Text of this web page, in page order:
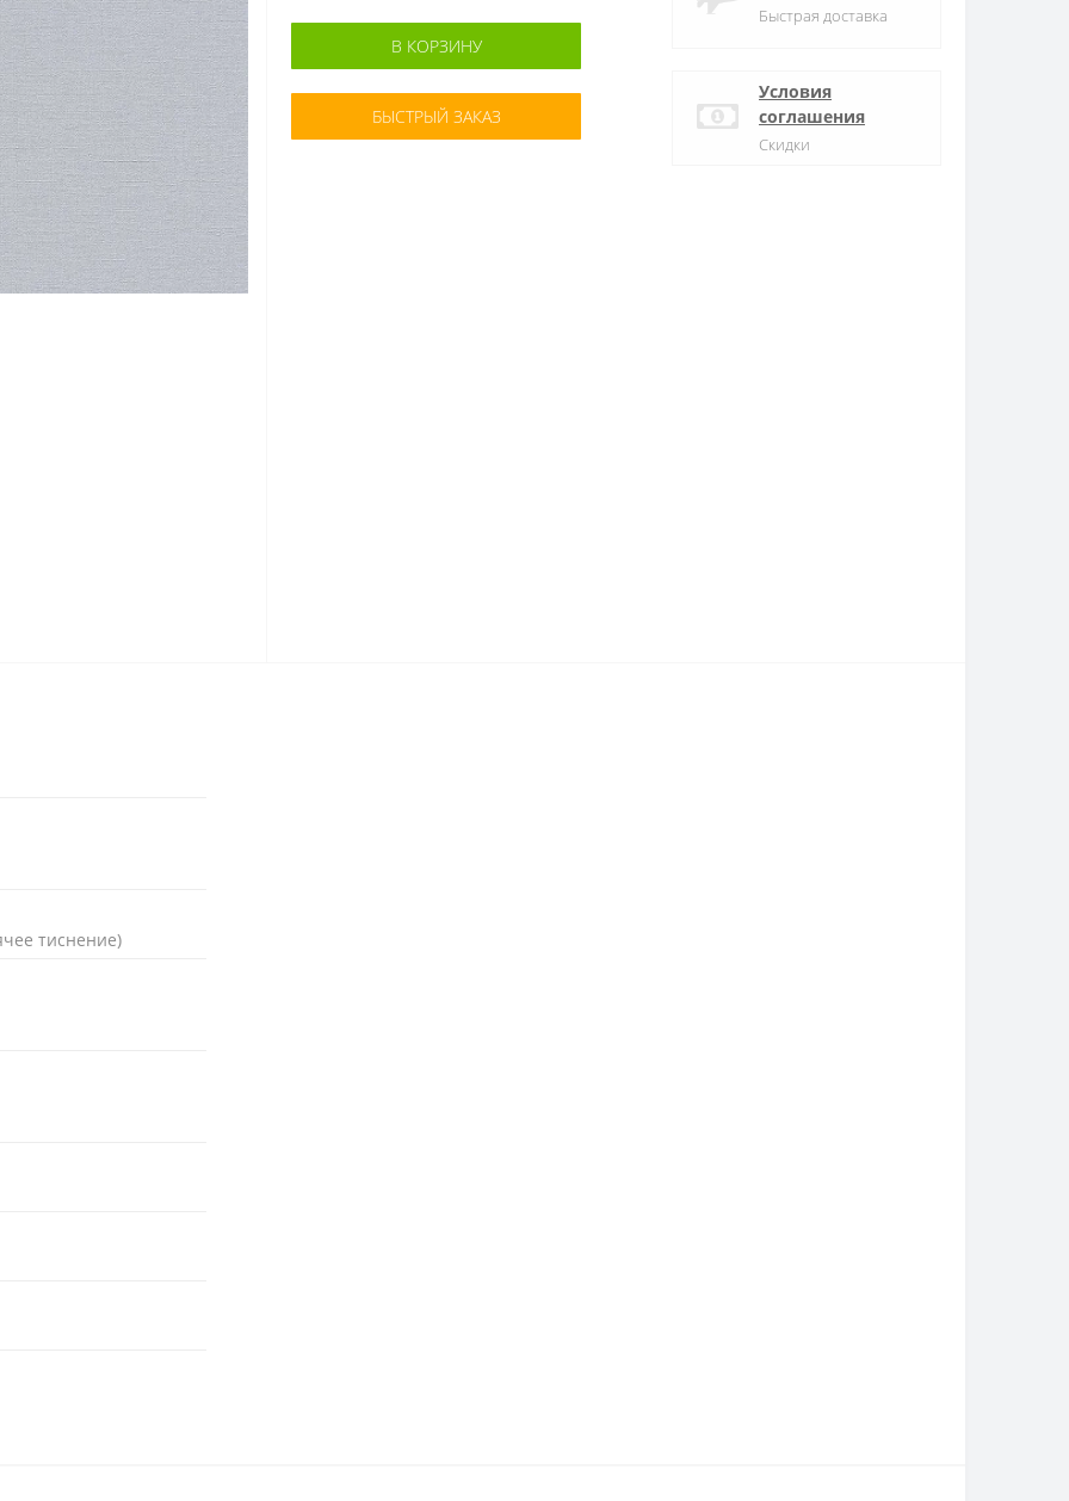
В КОРЗИНУ
БЫСТРЫЙ ЗАКАЗ
Быстрая доставка
Условия
соглашения
Скидки
тиснение)